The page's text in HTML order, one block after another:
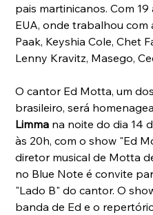
pais martinicanos. Com
EUA, onde trabalhou
Paak, Keyshia Cole, Chet
Lenny Kravitz, Masego,
O cantor Ed Motta, um
brasileiro, será
Limma na noite do dia 14
às 20h, com o show "Ed
diretor musical de Motta
no Blue Note é convite
"Lado B" do cantor. O
banda de Ed e o